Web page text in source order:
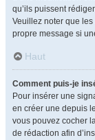
qu’ils puissent
Veuillez noter que
propre message si
Haut
Comment puis-je
Pour insérer une
en créer une depuis
vous pouvez cocher
de rédaction afin